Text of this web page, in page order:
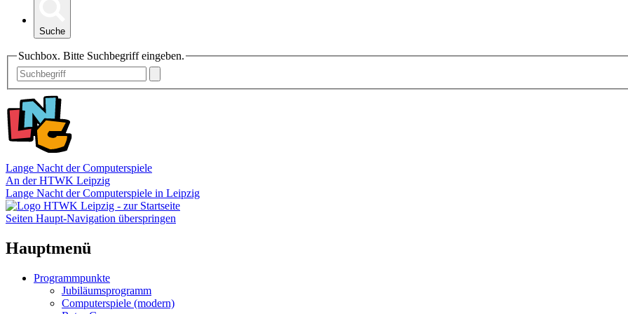
Suche
Suchbox. Bitte Suchbegriff eingeben.
Lange Nacht der Computerspiele
An der HTWK Leipzig
Lange Nacht der Computerspiele in Leipzig
Seiten Haupt-Navigation überspringen
Hauptmenü
Programmpunkte
Jubiläumsprogramm
Computerspiele (modern)